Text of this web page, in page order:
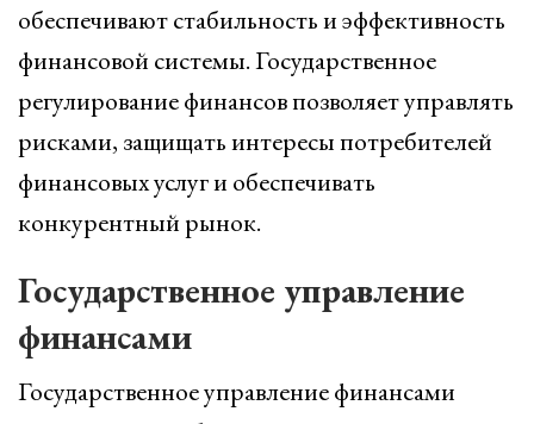
обеспечивают стабильность и эффективность
финансовой системы. Государственное
регулирование финансов позволяет управлять
рисками, защищать интересы потребителей
финансовых услуг и обеспечивать
конкурентный рынок.
Государственное управление
финансами
Государственное управление финансами